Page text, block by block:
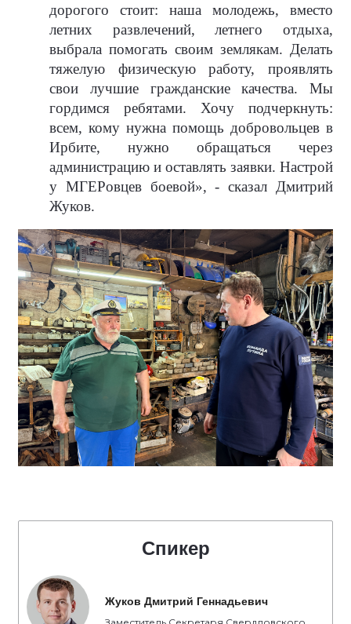
дорогого стоит: наша молодежь, вместо
летних развлечений, летнего отдыха,
выбрала помогать своим землякам. Делать
тяжелую физическую работу, проявлять
свои лучшие гражданские качества. Мы
гордимся ребятами. Хочу подчеркнуть:
всем, кому нужна помощь добровольцев в
Ирбите, нужно обращаться через
администрацию и оставлять заявки. Настрой
у МГЕРовцев боевой», - сказал Дмитрий
Жуков.
Спикер
Жуков Дмитрий Геннадьевич